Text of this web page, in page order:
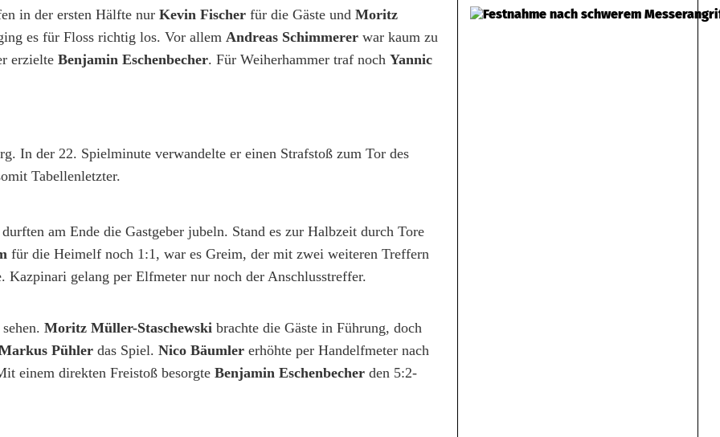
in der ersten Hälfte nur Kevin Fischer für die Gäste und Moritz
es für Floss richtig los. Vor allem Andreas Schimmerer war kaum zu
erzielte Benjamin Eschenbecher. Für Weiherhammer traf noch Yannic
In der 22. Spielminute verwandelte er einen Strafstoß zum Tor des
Tabellenletzter.
am Ende die Gastgeber jubeln. Stand es zur Halbzeit durch Tore
für die Heimelf noch 1:1, war es Greim, der mit zwei weiteren Treffern
Kazpinari gelang per Elfmeter nur noch der Anschlusstreffer.
Moritz Müller-Staschewski brachte die Gäste in Führung, doch
Pühler das Spiel. Nico Bäumler erhöhte per Handelfmeter nach
einem direkten Freistoß besorgte Benjamin Eschenbecher den 5:2-